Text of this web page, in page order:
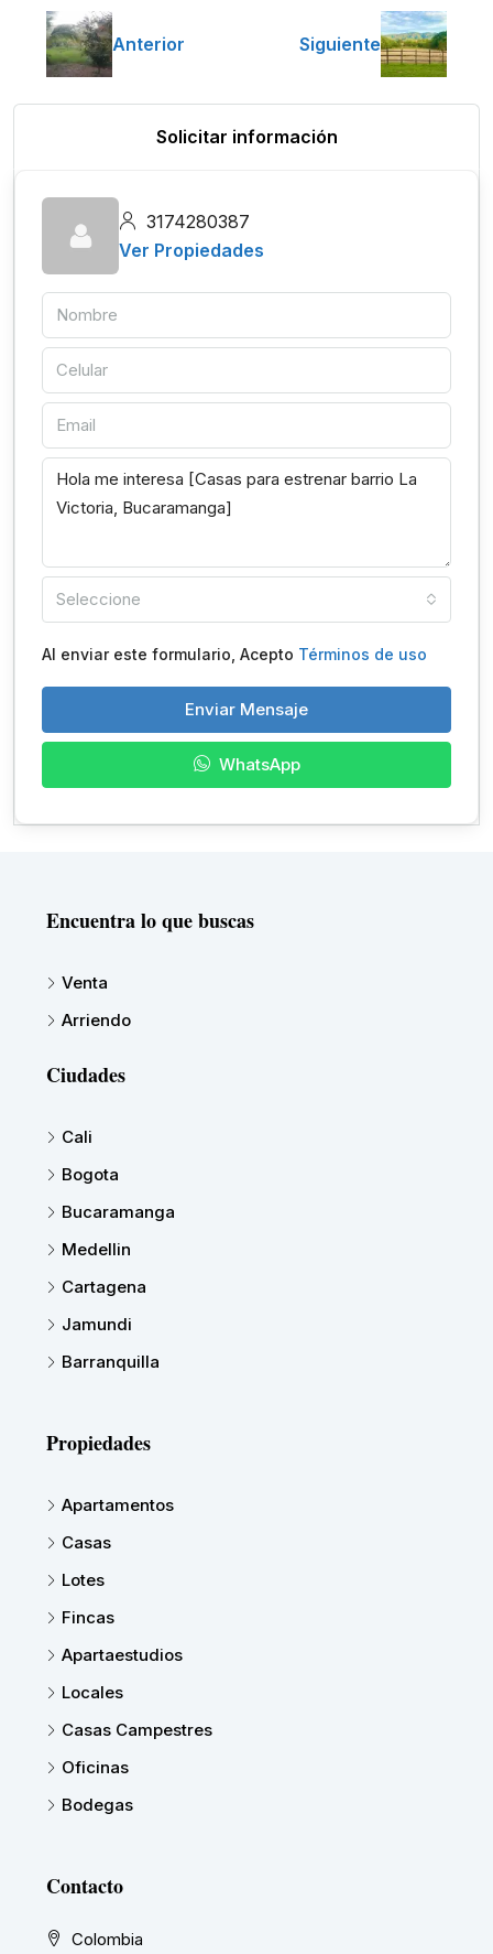
Anterior Siguiente
Solicitar información
3174280387
Ver Propiedades
Seleccione
Al enviar este formulario, Acepto Términos de uso
Enviar Mensaje
WhatsApp
Encuentra lo que buscas
Venta
Arriendo
Ciudades
Cali
Bogota
Bucaramanga
Medellin
Cartagena
Jamundi
Barranquilla
Propiedades
Apartamentos
Casas
Lotes
Fincas
Apartaestudios
Locales
Casas Campestres
Oficinas
Bodegas
Contacto
Colombia